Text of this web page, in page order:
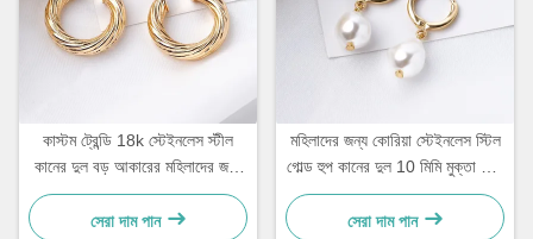
কাস্টম ট্রেন্ডি 18k স্টেইনলেস স্টীল
কানের দুল বড় আকারের মহিলাদের জন্য
সোনার ধাতুপট্টাবৃত হুপ কানের দুল
সেরা দাম পান
মহিলাদের জন্য কোরিয়া স্টেইনলেস স্টিল
গোল্ড হুপ কানের দুল 10 মিমি মুক্তা ড্রপ
কানের দুল
সেরা দাম পান